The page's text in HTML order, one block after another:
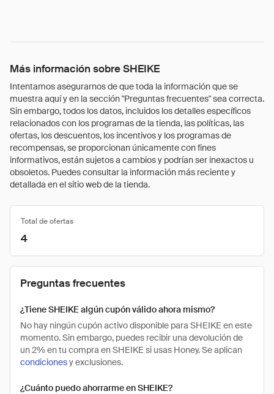
Más información sobre SHEIKE
Intentamos asegurarnos de que toda la información que se
muestra aquí y en la sección "Preguntas frecuentes" sea correcta.
Sin embargo, todos los datos, incluidos los detalles específicos
relacionados con los programas de la tienda, las políticas, las
ofertas, los descuentos, los incentivos y los programas de
recompensas, se proporcionan únicamente con fines
informativos, están sujetos a cambios y podrían ser inexactos u
obsoletos. Puedes consultar la información más reciente y
detallada en el sitio web de la tienda.
Total de ofertas
4
Preguntas frecuentes
¿Tiene SHEIKE algún cupón válido ahora mismo?
No hay ningún cupón activo disponible para SHEIKE en este
momento. Sin embargo, puedes recibir una devolución de
un 2% en tu compra en SHEIKE si usas Honey. Se aplican
condicionesy exclusiones.
¿Cuánto puedo ahorrarme en SHEIKE?